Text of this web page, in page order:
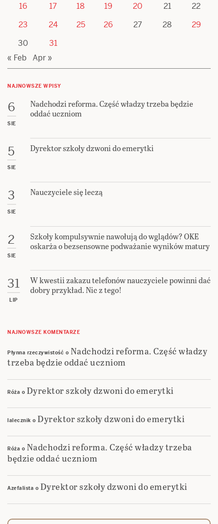
16 17 18 19 20 21
22
23
24 25 26 27 28
29
30
31
« Feb
Apr »
NAJNOWSZE WPISY
6
SIE
Nadchodzi reforma. Część władzy trzeba będzie
oddać uczniom
5
SIE
Dyrektor szkoły dzwoni do emerytki
3
SIE
Nauczyciele się leczą
2
SIE
Szkoły kompulsywnie nawołują do wglądów? OKE
oskarża o bezsensowne podważanie wyników matury
31
LIP
W kwestii zakazu telefonów nauczyciele powinni dać
dobry przykład. Nic z tego!
NAJNOWSZE KOMENTARZE
Płynna rzeczywistość o Nadchodzi reforma. Część władzy
trzeba będzie oddać uczniom
Róża o Dyrektor szkoły dzwoni do emerytki
lalecznik o Dyrektor szkoły dzwoni do emerytki
Róża o Nadchodzi reforma. Część władzy trzeba
będzie oddać uczniom
Azefalista o Dyrektor szkoły dzwoni do emerytki